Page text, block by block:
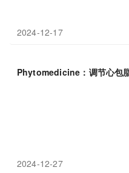
2024-12-17
Phytomedicine：调节心包
2024-12-27